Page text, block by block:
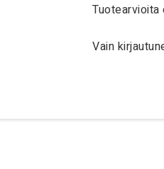
Tuotearvioita
Vain